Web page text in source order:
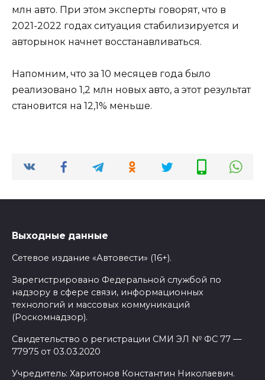
млн авто. При этом эксперты говорят, что в
2021-2022 годах ситуация стабилизируется и
авторынок начнет восстанавливаться.
Напомним, что за 10 месяцев года было
реализовано 1,2 млн новых авто, а этот результат
становится на 12,1% меньше.
Выходные данные
Сетевое издание «Автовести» (16+).
Зарегистрировано Федеральной службой по
надзору в сфере связи, информационных
технологий и массовых коммуникаций
(Роскомнадзор).
Свидетельство о регистрации СМИ ЭЛ № ФС 77 —
77975 от 03.03.2020
Учредитель: Харитонов Константин Николаевич.